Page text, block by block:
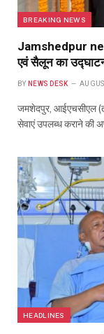
BREAKING NEWS
Jamshedpur
एवं सैलून का
BY NEWS DESK
जमशेदपुर, आईएचसीएल
सेवाएं उपलब्ध कराने की
HEADLINES